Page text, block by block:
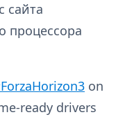
сайта
процессора
on
ready drivers